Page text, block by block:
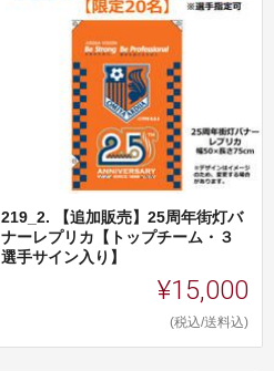
219_2. 【追加販売】25周年街灯バ
ナーレプリカ【トップチーム・３
選手サイン入り】
¥15,000
(税込/送料込)